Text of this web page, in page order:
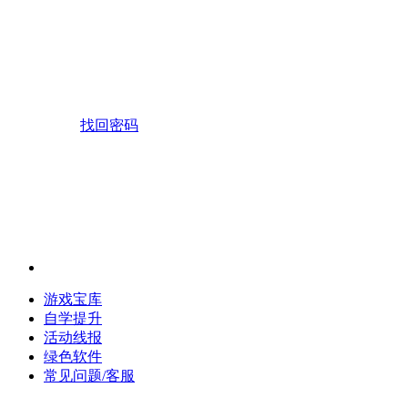
找回密码
游戏宝库
自学提升
活动线报
绿色软件
常见问题/客服